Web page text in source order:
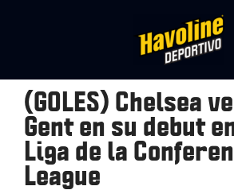
(GOLES) Chelsea
Gent en su debut
Liga de la
League